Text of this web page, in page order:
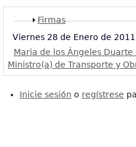
Mostrar
Firmas
Viernes 28 de Enero de 2011
Maria de los Ángeles Duarte
Ministro(a) de Transporte y
Inicie sesión o regístrese